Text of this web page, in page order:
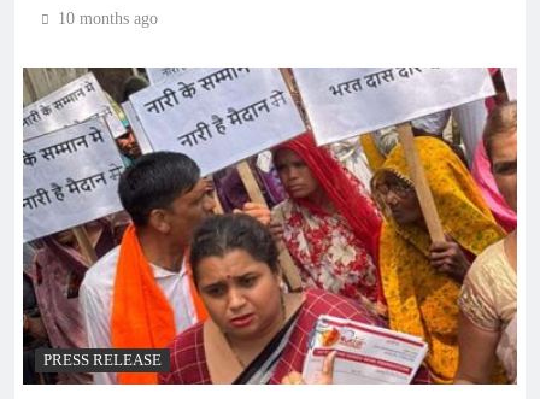
10 months ago
PRESS RELEASE